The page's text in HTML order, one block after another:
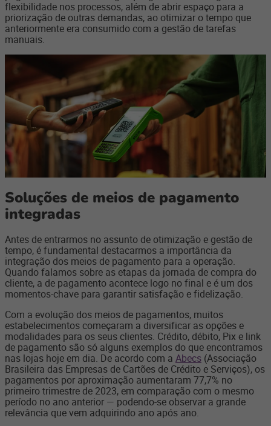
flexibilidade nos processos, além de abrir espaço para a
priorização de outras demandas, ao otimizar o tempo que
anteriormente era consumido com a gestão de tarefas
manuais.
Soluções de meios de pagamento
integradas
Antes de entrarmos no assunto de otimização e gestão de
tempo, é fundamental destacarmos a importância da
integração dos meios de pagamento para a operação.
Quando falamos sobre as etapas da jornada de compra do
cliente, a de pagamento acontece logo no final e é um dos
momentos-chave para garantir satisfação e fidelização.
Com a evolução dos meios de pagamentos, muitos
estabelecimentos começaram a diversificar as opções e
modalidades para os seus clientes. Crédito, débito, Pix e link
de pagamento são só alguns exemplos do que encontramos
nas lojas hoje em dia. De acordo com a Abecs (Associação
Brasileira das Empresas de Cartões de Crédito e Serviços), os
pagamentos por aproximação aumentaram 77,7% no
primeiro trimestre de 2023, em comparação com o mesmo
período no ano anterior — podendo-se observar a grande
relevância que vem adquirindo ano após ano.